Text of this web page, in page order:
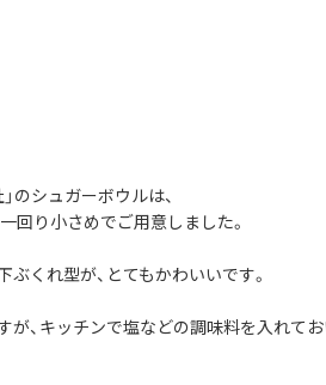
のシュガーボウルは、
回り小さめでご用意しました。
くれ型が、とてもかわいいです。
が、キッチンで塩などの調味料を入れてお